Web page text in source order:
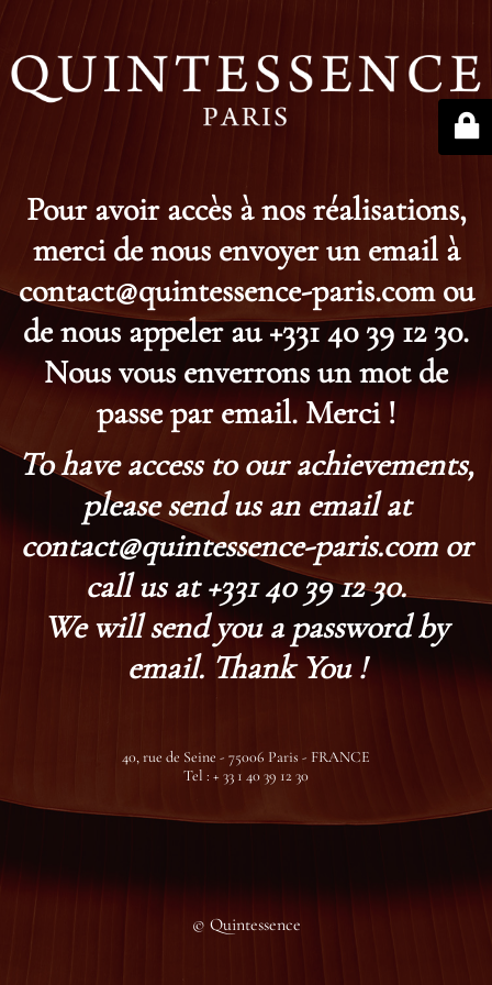
Pour avoir accès à nos réalisations,
merci de nous envoyer un email à
contact@quintessence-paris.com ou
de nous appeler au +331 40 39 12 30.
Nous vous enverrons un mot de
passe par email. Merci !
To have access to our achievements,
please send us an email at
contact@quintessence-paris.com or
call us at +331 40 39 12 30.
We will send you a password by
email. Thank You !
40, rue de Seine - 75006 Paris - FRANCE
Tel : + 33 1 40 39 12 30
© Quintessence